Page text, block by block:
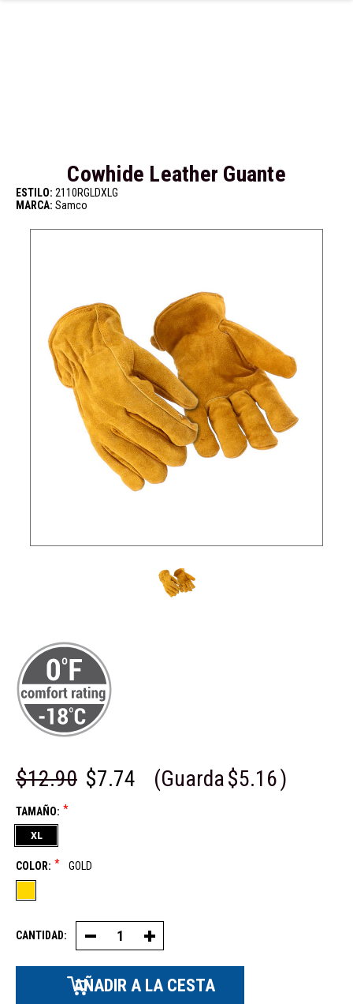
Cowhide Leather Guante
ESTILO: 2110RGLDXLG
MARCA: Samco
$12.90 $7.74 (Guarda$5.16)
TAMAÑO: *
XL
COLOR: * GOLD
CANTIDAD: Decrease
Quantity
of
Cowhide
Leather
Increase
Quantity
of
Leather